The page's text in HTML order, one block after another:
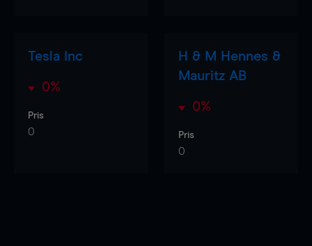
Tesla Inc
0%
Pris
0
H & M Hennes &
Mauritz AB
0%
Pris
0